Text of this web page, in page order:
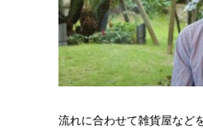
流れに合わせて雑貨屋など